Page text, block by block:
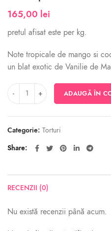
165,00 lei
pretul afisat este per kg.
Note tropicale de mango si
un blat exotic de Vanilie de
Cantitate Tort Tropical
ADAUGĂ ÎN
Categorie: Torturi
Share
RECENZII (0)
Nu există recenzii până acum.